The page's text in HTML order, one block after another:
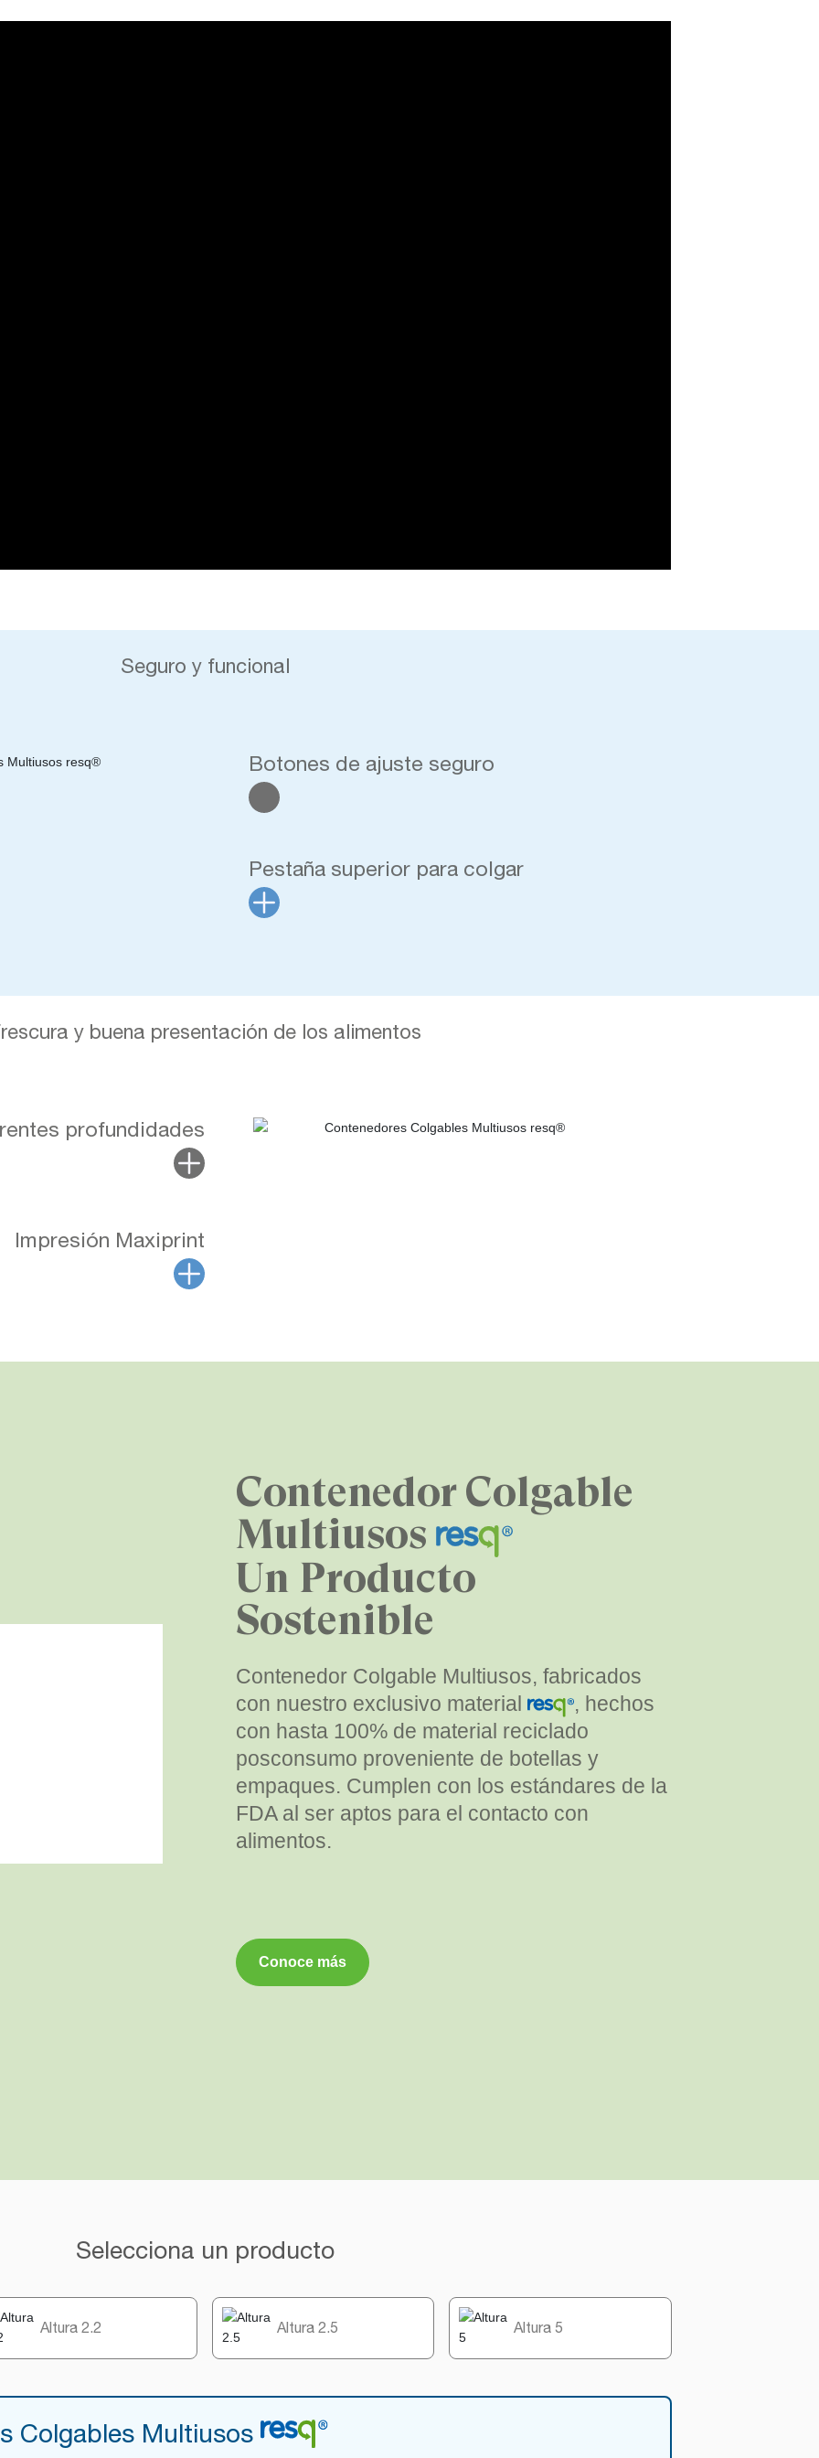
Seguro y funcional
Botones de ajuste seguro
Pestaña superior para colgar
y buena presentación de los alimentos
profundidades
Impresión Maxiprint
Contenedor Colgable
Multiusos
Un Producto
Sostenible
Contenedor Colgable Multiusos, fabricados
con nuestro exclusivo material
, hechos
con hasta 100% de material reciclado
posconsumo proveniente de botellas y
empaques. Cumplen con los estándares de la
FDA al ser aptos para el contacto con
alimentos.
Conoce más
Selecciona un producto
Altura 2.2 Altura 2.5 Altura 5
Colgables Multiusos